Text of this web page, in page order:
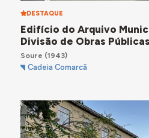
DESTAQUE
Edifício do Arquivo
Divisão de Obras
Soure (1943)
Cadeia Comarcã